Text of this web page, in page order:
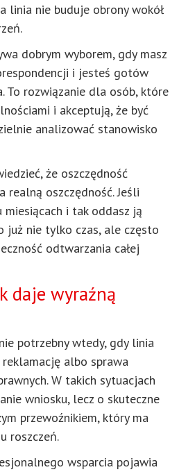
linia nie buduje obrony wokół
dobrym wyborem, gdy masz
i jesteś gotów
To rozwiązanie dla osób, które
i akceptują, że być
analizować stanowisko
że oszczędność
realną oszczędność. Jeśli
miesiącach i tak oddasz ją
już nie tylko czas, ale często
odtwarzania całej
daje wyraźną
potrzebny wtedy, gdy linia
albo sprawa
W takich sytuacjach
wniosku, lecz o skuteczne
przewoźnikiem, który ma
roszczeń.
wsparcia pojawia